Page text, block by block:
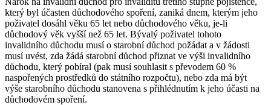
který byl účasten důchodového spoření, zaniká dnem, kterým jeho
poživatel dosáhl věku 65 let nebo důchodového věku, je-li
důchodový věk vyšší než 65 let. Bývalý poživatel tohoto
invalidního důchodu musí o starobní důchod požádat a v žádosti
musí uvést, zda žádá starobní důchod přiznat ve výši invalidního
důchodu, který pobíral (pak musí souhlasit s převodem 60 %
naspořených prostředků do státního rozpočtu), nebo zda má být
výše starobního důchodu stanovena s přihlédnutím k jeho účasti na
důchodovém spoření.